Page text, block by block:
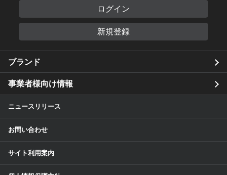
ログイン
新規登録
ブランド
事業者様向け情報
ニュースリリース
お問い合わせ
サイト利用案内